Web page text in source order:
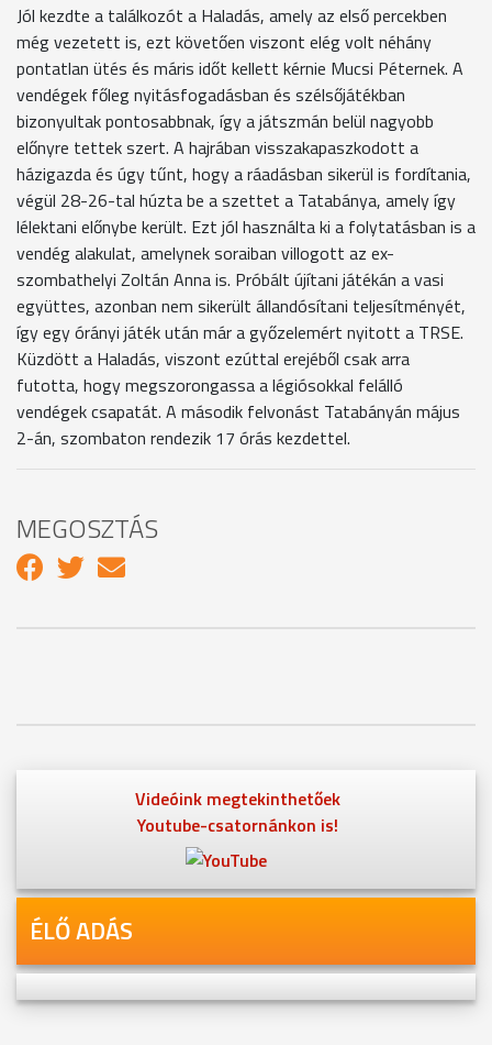
Jól kezdte a találkozót a Haladás, amely az első percekben
még vezetett is, ezt követően viszont elég volt néhány
pontatlan ütés és máris időt kellett kérnie Mucsi Péternek. A
vendégek főleg nyitásfogadásban és szélsőjátékban
bizonyultak pontosabbnak, így a játszmán belül nagyobb
előnyre tettek szert. A hajrában visszakapaszkodott a
házigazda és úgy tűnt, hogy a ráadásban sikerül is fordítania,
végül 28-26-tal húzta be a szettet a Tatabánya, amely így
lélektani előnybe került. Ezt jól használta ki a folytatásban is a
vendég alakulat, amelynek soraiban villogott az ex-
szombathelyi Zoltán Anna is. Próbált újítani játékán a vasi
együttes, azonban nem sikerült állandósítani teljesítményét,
így egy órányi játék után már a győzelemért nyitott a TRSE.
Küzdött a Haladás, viszont ezúttal erejéből csak arra
futotta, hogy megszorongassa a légiósokkal felálló
vendégek csapatát. A második felvonást Tatabányán május
2-án, szombaton rendezik 17 órás kezdettel.
MEGOSZTÁS
Videóink megtekinthetőek
Youtube-csatornánkon is!
ÉLŐ ADÁS